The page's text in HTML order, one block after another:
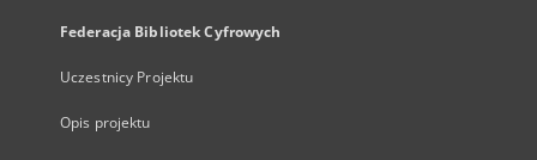
Federacja Bibliotek Cyfrowych
Uczestnicy Projektu
Opis projektu